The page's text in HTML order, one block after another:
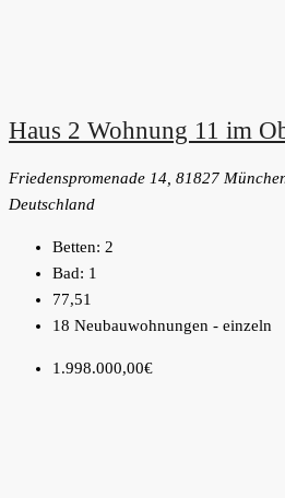
Haus 2 Wohnung 11 im
Friedenspromenade 14, 81827
Deutschland
Betten: 2
Bad: 1
77,51
18 Neubauwohnungen - einzeln
1.998.000,00€